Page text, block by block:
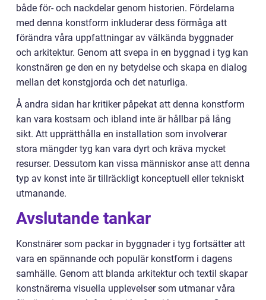
både för- och nackdelar genom historien. Fördelarna
med denna konstform inkluderar dess förmåga att
förändra våra uppfattningar av välkända byggnader
och arkitektur. Genom att svepa in en byggnad i tyg kan
konstnären ge den en ny betydelse och skapa en dialog
mellan det konstgjorda och det naturliga.
Å andra sidan har kritiker påpekat att denna konstform
kan vara kostsam och ibland inte är hållbar på lång
sikt. Att upprätthålla en installation som involverar
stora mängder tyg kan vara dyrt och kräva mycket
resurser. Dessutom kan vissa människor anse att denna
typ av konst inte är tillräckligt konceptuell eller tekniskt
utmanande.
Avslutande tankar
Konstnärer som packar in byggnader i tyg fortsätter att
vara en spännande och populär konstform i dagens
samhälle. Genom att blanda arkitektur och textil skapar
konstnärerna visuella upplevelser som utmanar våra